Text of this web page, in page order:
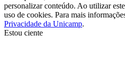
personalizar conteúdo. Ao utilizar
uso de cookies. Para mais
Privacidade da Unicamp.
Estou ciente